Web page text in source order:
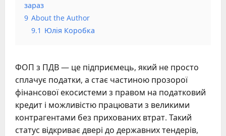
зараз
9 About the Author
9.1 Юлія Коробка
ФОП з ПДВ — це підприємець, який не просто
сплачує податки, а стає частиною прозорої
фінансової екосистеми з правом на податковий
кредит і можливістю працювати з великими
контрагентами без прихованих втрат. Такий
статус відкриває двері до державних тендерів,